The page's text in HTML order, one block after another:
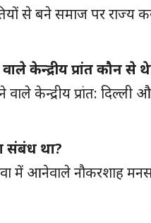
से बने समाज पर राज्य
केन्द्रीय प्रांत कौन से
केन्द्रीय प्रांत: दिल्ली
संबंध था?
में आनेवाले नौकरशाह